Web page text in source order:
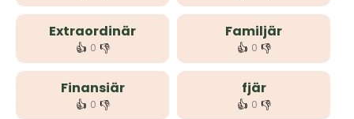
Extraordinär
👍 0 👎
Familjär
👍 0 👎
Finansiär
👍 0 👎
fjär
👍 0 👎